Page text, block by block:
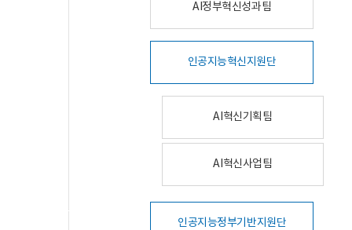
AI정부혁신성과팀
인공지능혁신지원단
AI혁신기획팀
AI혁신사업팀
인공지능정부기반지원단